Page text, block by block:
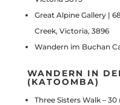
Great Alpine Gallery |
Creek, Victoria, 3896
Wandern im Buchan
WANDERN IN
(KATOOMBA)
Three Sisters Walk –